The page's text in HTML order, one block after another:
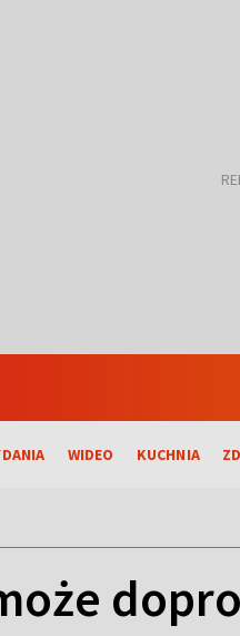
WIDEO KUCHNIA